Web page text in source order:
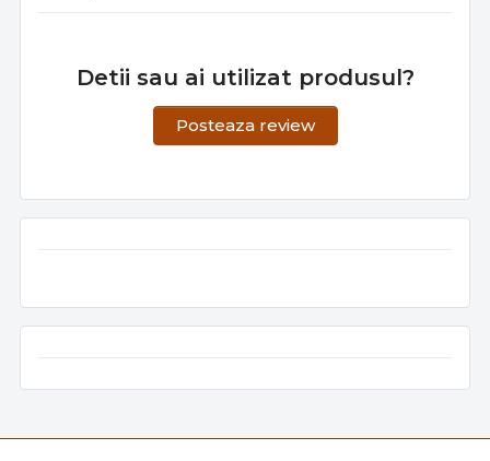
Detii sau ai utilizat produsul?
Posteaza review